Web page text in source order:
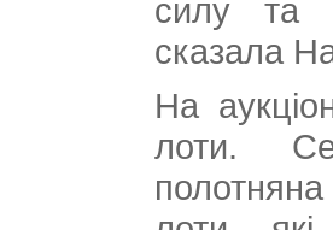
силу та
сказала
На
лоти.